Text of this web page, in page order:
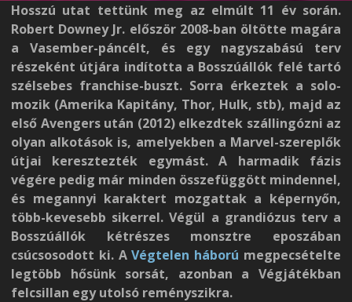
Hosszú utat tettünk meg az elmúlt 11 év során.
Robert Downey Jr. először 2008-ban öltötte magára
a Vasember-páncélt, és egy nagyszabású terv
részeként útjára indította a Bosszúállók felé tartó
szélsebes franchise-buszt. Sorra érkeztek a solo-
mozik (Amerika Kapitány, Thor, Hulk, stb), majd az
első Avengers után (2012) elkezdtek szállingózni az
olyan alkotások is, amelyekben a Marvel-szereplők
útjai keresztezték egymást. A harmadik fázis
végére pedig már minden összefüggött mindennel,
és megannyi karaktert mozgattak a képernyőn,
több-kevesebb sikerrel. Végül a grandiózus terv a
Bosszúállók kétrészes monsztre eposzában
csúcsosodott ki. AVégtelen háború megpecsételte
legtöbb hősünk sorsát, azonban a Végjátékban
felcsillan egy utolsó reményszikra.